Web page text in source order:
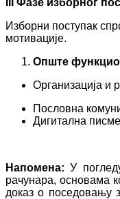
III Фазе изборног
Изборни поступак
мотивације.
Опште
Организација и
Пословна
Дигитална
Напомена:У
рачунара, основама
доказ о поседовању